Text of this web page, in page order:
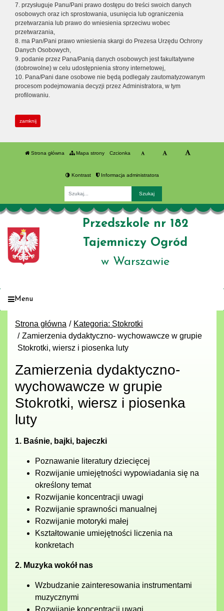
7. przysługuje Panu/Pani prawo dostępu do treści swoich danych
osobowych oraz ich sprostowania, usunięcia lub ograniczenia
przetwarzania lub prawo do wniesienia sprzeciwu wobec
przetwarzania,
8. ma Pan/Pani prawo wniesienia skargi do Prezesa Urzędu Ochrony
Danych Osobowych,
9. podanie przez Pana/Panią danych osobowych jest fakultatywne
(dobrowolne) w celu udostępnienia strony internetowej,
10. Pana/Pani dane osobowe nie będą podlegały zautomatyzowanym
procesom podejmowania decyzji przez Administratora, w tym
profilowaniu.
zamknij
Strona główna Mapa strony Czcionka
Kontrast Informacja administratora
Przedszkole nr 182
Tajemniczy Ogród
w Warszawie
Menu
Strona główna
Kategoria: Stokrotki
Zamierzenia dydaktyczno- wychowawcze w grupie
Stokrotki, wiersz i piosenka luty
Zamierzenia dydaktyczno-
wychowawcze w grupie
Stokrotki, wiersz i piosenka
luty
1. Baśnie, bajki, bajeczki
Poznawanie literatury dziecięcej
Rozwijanie umiejętności wypowiadania się na
określony temat
Rozwijanie koncentracji uwagi
Rozwijanie sprawności manualnej
Rozwijanie motoryki małej
Kształtowanie umiejętności liczenia na
konkretach
2. Muzyka wokół nas
Wzbudzanie zainteresowania instrumentami
muzycznymi
Rozwijanie koncentracji uwagi